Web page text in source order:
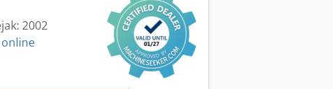
2002
online